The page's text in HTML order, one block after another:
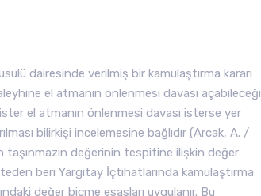
dairesinde verilmiş bir kamulaştırma kararı
el atmanın önlenmesi davası açabileceği
el atmanın önlenmesi davası isterse yer
bilirkişi incelemesine bağlıdır (Arcak, A. /
taşınmazın değerinin tespitine ilişkin değer
beri Yargıtay İçtihatlarında kamulaştırma
değer biçme esasları uygulanır. Bu